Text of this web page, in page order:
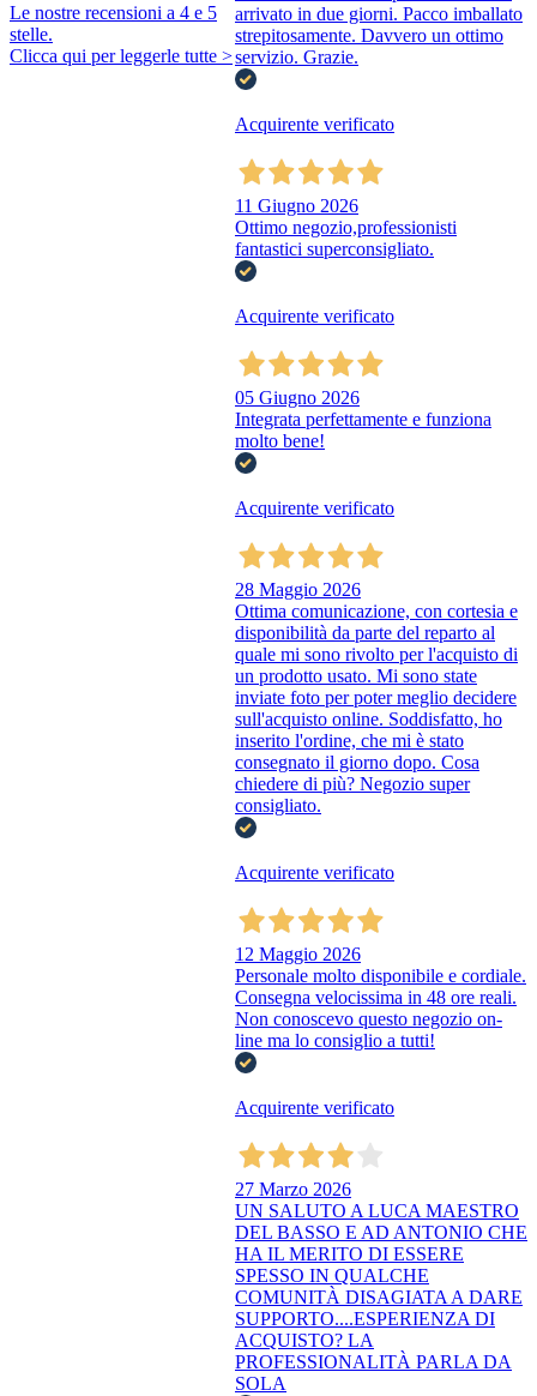
Le nostre recensioni a 4 e 5
stelle.
Clicca qui per leggerle tutte >
arrivato in due giorni. Pacco imballato
strepitosamente. Davvero un ottimo
servizio. Grazie.
Acquirente verificato
11 Giugno 2026
Ottimo negozio,professionisti
fantastici superconsigliato.
Acquirente verificato
05 Giugno 2026
Integrata perfettamente e funziona
molto bene!
Acquirente verificato
28 Maggio 2026
Ottima comunicazione, con cortesia e
disponibilità da parte del reparto al
quale mi sono rivolto per l'acquisto di
un prodotto usato. Mi sono state
inviate foto per poter meglio decidere
sull'acquisto online. Soddisfatto, ho
inserito l'ordine, che mi è stato
consegnato il giorno dopo. Cosa
chiedere di più? Negozio super
consigliato.
Acquirente verificato
12 Maggio 2026
Personale molto disponibile e cordiale.
Consegna velocissima in 48 ore reali.
Non conoscevo questo negozio on-
line ma lo consiglio a tutti!
Acquirente verificato
27 Marzo 2026
UN SALUTO A LUCA MAESTRO
DEL BASSO E AD ANTONIO CHE
HA IL MERITO DI ESSERE
SPESSO IN QUALCHE
COMUNITÀ DISAGIATA A DARE
SUPPORTO....ESPERIENZA DI
ACQUISTO? LA
PROFESSIONALITÀ PARLA DA
SOLA